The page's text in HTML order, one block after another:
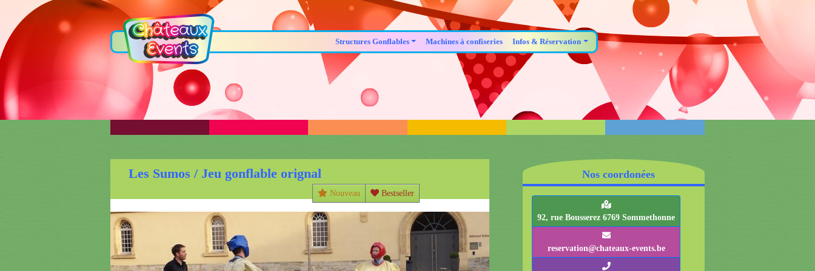
Structures Gonflables Machines à confiseries Infos & Réservation
Les Sumos / Jeu gonflable orignal
Nouveau Bestseller
Nos coordonées
92, rue Bousserez 6769 Sommethonne
reservation@chateaux-events.be